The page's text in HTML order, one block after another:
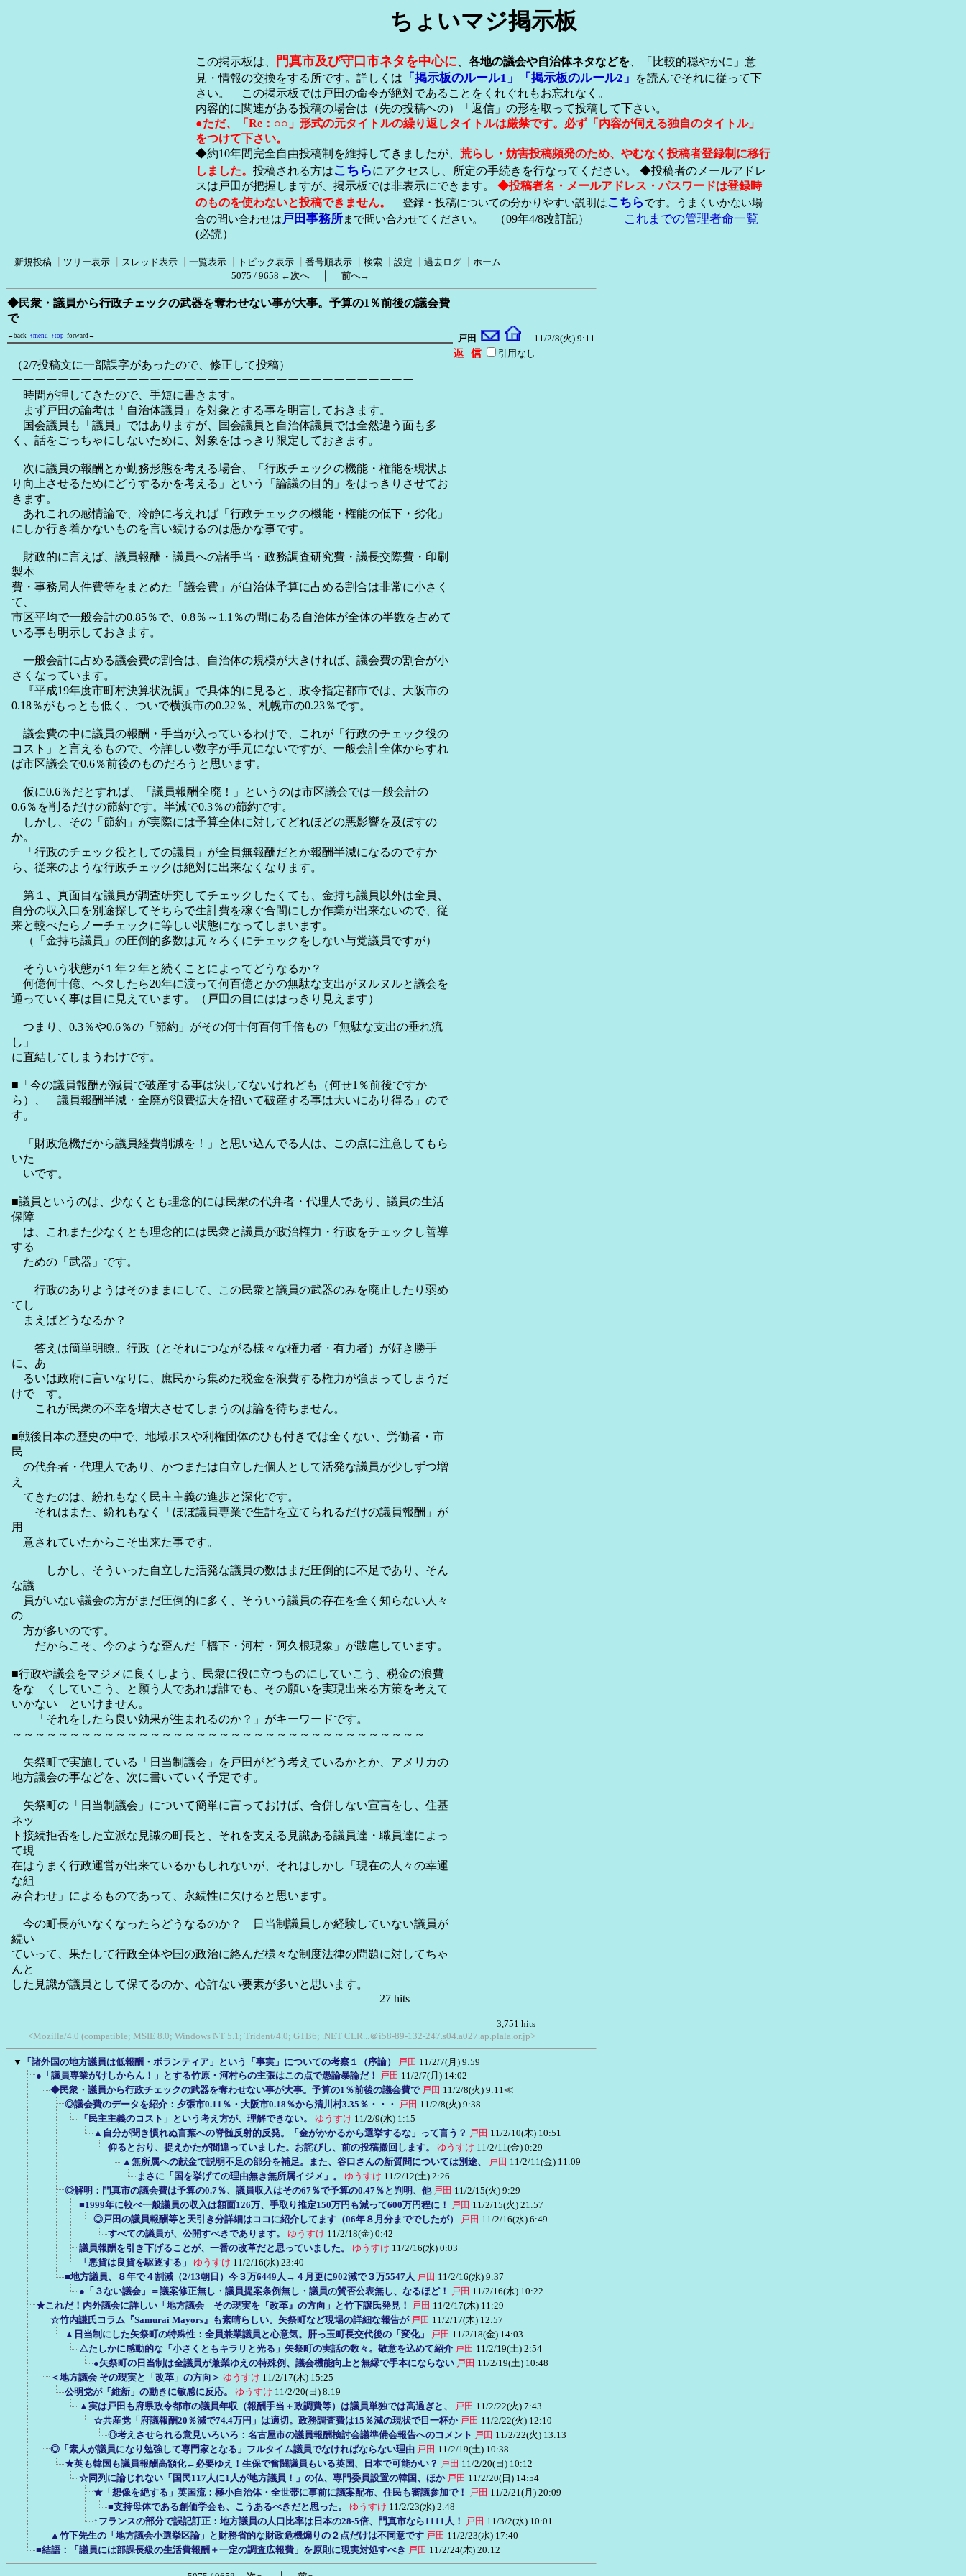
ちょいマジ掲示板
この掲示板は、 門真市及び守口市ネタを中心に、 各地の議会や自治体ネタなどを、「比較的穏やかに」意
見・情報の交換をする所です。詳しくは
「掲示板のルール1」 「掲示板のルール2」
を読んでそれに従って下
さい。 この掲示板では戸田の命令が絶対であることをくれぐれもお忘れなく。
内容的に関連がある投稿の場合は（先の投稿への）「返信」の形を取って投稿して下さい。
●ただ、「Re：○○」形式の元タイトルの繰り返しタイトルは厳禁です。必ず「内容が伺える独自のタイトル」
をつけて下さい。
◆約10年間完全自由投稿制を維持してきましたが、 荒らし・妨害投稿頻発のため、やむなく投稿者登録制に移行
しました。 投稿される方はこちらにアクセスし、所定の手続きを行なってください。 ◆投稿者のメールアドレ
スは戸田が把握しますが、掲示板では非表示にできます。 ◆投稿者名・メールアドレス・パスワードは登録時
のものを使わないと投稿できません。
登録・投稿についての分かりやすい説明はこちらです。うまくいかない場
合の問い合わせは戸田事務所まで問い合わせてください。 （09年4/8改訂記） これまでの管理者命一覧
(必読）
新規投稿 ツリー表示 スレッド表示 一覧表示 トピック表示 番号順表示 検索 設定 過去ログ
ホーム
5075 / 9658 ←次へ｜ 前へ→
◆民衆・議員から行政チェックの武器を奪わせない事が大事。予算の1％前後の議会費
で
←back ↑menu ↑top forward→ 戸田 - 11/2/8(火) 9:11 -
（2/7投稿文に一部誤字があったので、修正して投稿）
ーーーーーーーーーーーーーーーーーーーーーーーーーーーーーーーーーーー
時間が押してきたので、手短に書きます。
まず戸田の論考は「自治体議員」を対象とする事を明言しておきます。
国会議員も「議員」ではありますが、国会議員と自治体議員では全然違う面も多
く、話をごっちゃにしないために、対象をはっきり限定しておきます。
次に議員の報酬とか勤務形態を考える場合、「行政チェックの機能・権能を現状よ
り向上させるためにどうするかを考える」という「論議の目的」をはっきりさせてお
きます。
あれこれの感情論で、冷静に考えれば「行政チェックの機能・権能の低下・劣化」
にしか行き着かないものを言い続けるのは愚かな事です。
財政的に言えば、議員報酬・議員への諸手当・政務調査研究費・議長交際費・印刷
製本
費・事務局人件費等をまとめた「議会費」が自治体予算に占める割合は非常に小さく
て、
市区平均で一般会計の0.85％で、0.8％～1.1％の間にある自治体が全体の半数を占めて
いる事も明示しておきます。
一般会計に占める議会費の割合は、自治体の規模が大きければ、議会費の割合が小
さくなっています。
『平成19年度市町村決算状況調』で具体的に見ると、政令指定都市では、大阪市の
0.18％がもっとも低く、ついで横浜市の0.22％、札幌市の0.23％です。
議会費の中に議員の報酬・手当が入っているわけで、これが「行政のチェック役の
コスト」と言えるもので、今詳しい数字が手元にないですが、一般会計全体からすれ
ば市区議会で0.6％前後のものだろうと思います。
仮に0.6％だとすれば、「議員報酬全廃！」というのは市区議会では一般会計の
0.6％を削るだけの節約です。半減で0.3％の節約です。
しかし、その「節約」が実際には予算全体に対してどれほどの悪影響を及ぼすの
か。
「行政のチェック役としての議員」が全員無報酬だとか報酬半減になるのですか
ら、従来のような行政チェックは絶対に出来なくなります。
第１、真面目な議員が調査研究してチェックしたくても、金持ち議員以外は全員、
自分の収入口を別途探してそちらで生計費を稼ぐ合間にしか作業が出来ないので、従
来と較べたらノーチェックに等しい状態になってしまいます。
（「金持ち議員」の圧倒的多数は元々ろくにチェックをしない与党議員ですが）
そういう状態が１年２年と続くことによってどうなるか？
何億何十億、ヘタしたら20年に渡って何百億とかの無駄な支出がヌルヌルと議会を
通っていく事は目に見えています。（戸田の目にははっきり見えます）
つまり、0.3％や0.6％の「節約」がその何十何百何千倍もの「無駄な支出の垂れ流
し」
に直結してしまうわけです。
■「今の議員報酬が減員で破産する事は決してないけれども（何せ1％前後ですか
ら）、 議員報酬半減・全廃が浪費拡大を招いて破産する事は大いにあり得る」ので
す。
「財政危機だから議員経費削減を！」と思い込んでる人は、この点に注意してもら
いた
いです。
■議員というのは、少なくとも理念的には民衆の代弁者・代理人であり、議員の生活
保障
は、これまた少なくとも理念的には民衆と議員が政治権力・行政をチェックし善導
する
ための「武器」です。
行政のありようはそのままにして、この民衆と議員の武器のみを廃止したり弱め
てし
まえばどうなるか？
答えは簡単明瞭。行政（とそれにつながる様々な権力者・有力者）が好き勝手
に、あ
るいは政府に言いなりに、庶民から集めた税金を浪費する権力が強まってしまうだ
けで す。
これが民衆の不幸を増大させてしまうのは論を待ちません。
■戦後日本の歴史の中で、地域ボスや利権団体のひも付きでは全くない、労働者・市
民
の代弁者・代理人であり、かつまたは自立した個人として活発な議員が少しずつ増
え
てきたのは、紛れもなく民主主義の進歩と深化です。
それはまた、紛れもなく「ほぼ議員専業で生計を立てられるだけの議員報酬」が
用
意されていたからこそ出来た事です。
しかし、そういった自立した活発な議員の数はまだ圧倒的に不足であり、そん
な議
員がいない議会の方がまだ圧倒的に多く、そういう議員の存在を全く知らない人々
の
方が多いのです。
だからこそ、今のような歪んだ「橋下・河村・阿久根現象」が跋扈しています。
■行政や議会をマジメに良くしよう、民衆に役に立つものにしていこう、税金の浪費
をな くしていこう、と願う人であれば誰でも、その願いを実現出来る方策を考えて
いかない といけません。
「それをしたら良い効果が生まれるのか？」がキーワードです。
～～～～～～～～～～～～～～～～～～～～～～～～～～～～～～～～～～～～
矢祭町で実施している「日当制議会」を戸田がどう考えているかとか、アメリカの
地方議会の事などを、次に書いていく予定です。
矢祭町の「日当制議会」について簡単に言っておけば、合併しない宣言をし、住基
ネッ
ト接続拒否をした立派な見識の町長と、それを支える見識ある議員達・職員達によっ
て現
在はうまく行政運営が出来ているかもしれないが、それはしかし「現在の人々の幸運
な組
み合わせ」によるものであって、永続性に欠けると思います。
今の町長がいなくなったらどうなるのか？ 日当制議員しか経験していない議員が
続い
ていって、果たして行政全体や国の政治に絡んだ様々な制度法律の問題に対してちゃ
んと
した見識が議員として保てるのか、心許ない要素が多いと思います。
27 hits
引用なし
3,751 hits
<Mozilla/4.0 (compatible; MSIE 8.0; Windows NT 5.1; Trident/4.0; GTB6; .NET CLR...＠i58-89-132-247.s04.a027.ap.plala.or.jp>
▼ 「諸外国の地方議員は低報酬・ボランティア」という「事実」についての考察１（序論） 戸田 11/2/7(月) 9:59
●「議員専業がけしからん！」とする竹原・河村らの主張はこの点で愚論暴論だ！
戸田 11/2/7(月) 14:02
◆民衆・議員から行政チェックの武器を奪わせない事が大事。予算の1％前後の議会費で 戸田 11/2/8(火) 9:11≪
◎議会費のデータを紹介：夕張市0.11％・大阪市0.18％から清川村3.35％・・・ 戸田 11/2/8(火) 9:38
「民主主義のコスト」という考え方が、理解できない。
ゆうすけ 11/2/9(水) 1:15
▲自分が聞き慣れぬ言葉への脊髄反射的反発。「金がかかるから選挙するな」って言う？ 戸田 11/2/10(木) 10:51
仰るとおり、捉えかたが間違っていました。お詫びし、前の投稿撤回します。
ゆうすけ 11/2/11(金) 0:29
▲無所属への献金で説明不足の部分を補足。また、谷口さんの新質問については別途、
戸田 11/2/11(金) 11:09
まさに「国を挙げての理由無き無所属イジメ」。
ゆうすけ 11/2/12(土) 2:26
◎解明：門真市の議会費は予算の0.7％、議員収入はその67％で予算の0.47％と判明、他 戸田 11/2/15(火) 9:29
■1999年に較べ一般議員の収入は額面126万、手取り推定150万円も減って600万円程に！
戸田 11/2/15(火) 21:57
◎戸田の議員報酬等と天引き分詳細はココに紹介してます（06年８月分まででしたが）
戸田 11/2/16(水) 6:49
すべての議員が、公開すべきであります。
ゆうすけ 11/2/18(金) 0:42
議員報酬を引き下げることが、一番の改革だと思っていました。
ゆうすけ 11/2/16(水) 0:03
「悪貨は良貨を駆逐する」
ゆうすけ 11/2/16(水) 23:40
■地方議員、８年で４割減（2/13朝日）今３万6449人→４月更に902減で３万5547人 戸田 11/2/16(水) 9:37
●「３ない議会」＝議案修正無し・議員提案条例無し・議員の賛否公表無し、なるほど！
戸田 11/2/16(水) 10:22
★これだ！内外議会に詳しい「地方議会 その現実を『改革』の方向」と竹下譲氏発見！
戸田 11/2/17(木) 11:29
☆竹内謙氏コラム『Samurai Mayors』も素晴らしい。矢祭町など現場の詳細な報告が 戸田 11/2/17(木) 12:57
▲日当制にした矢祭町の特殊性：全員兼業議員と心意気。肝っ玉町長交代後の「変化」
戸田 11/2/18(金) 14:03
△たしかに感動的な「小さくともキラリと光る」矢祭町の実話の数々。敬意を込めて紹介 戸田 11/2/19(土) 2:54
●矢祭町の日当制は全議員が兼業ゆえの特殊例、議会機能向上と無縁で手本にならない 戸田 11/2/19(土) 10:48
＜地方議会 その現実と「改革」の方向＞ ゆうすけ 11/2/17(木) 15:25
公明党が「維新」の動きに敏感に反応。
ゆうすけ 11/2/20(日) 8:19
▲実は戸田も府県政令都市の議員年収（報酬手当＋政調費等）は議員単独では高過ぎと、
戸田 11/2/22(火) 7:43
☆共産党「府議報酬20％減で74.4万円」は適切。政務調査費は15％減の現状で目一杯か 戸田 11/2/22(火) 12:10
◎考えさせられる意見いろいろ：名古屋市の議員報酬検討会議準備会報告へのコメント 戸田 11/2/22(火) 13:13
◎「素人が議員になり勉強して専門家となる」フルタイム議員でなければならない理由 戸田 11/2/19(土) 10:38
★英も韓国も議員報酬高額化←必要ゆえ！生保で奮闘議員もいる英国、日本で可能かい？ 戸田 11/2/20(日) 10:12
☆同列に論じれない「国民117人に1人が地方議員！」の仏、専門委員設置の韓国、ほか 戸田 11/2/20(日) 14:54
★「想像を絶する」英国流：極小自治体・全世帯に事前に議案配布、住民も審議参加で！
戸田 11/2/21(月) 20:09
■支持母体である創価学会も、こうあるべきだと思った。
ゆうすけ 11/2/23(水) 2:48
↑フランスの部分で誤記訂正：地方議員の人口比率は日本の28-5倍、門真市なら1111人！
戸田 11/3/2(水) 10:01
▲竹下先生の「地方議会小選挙区論」と財務省的な財政危機煽りの２点だけは不同意です 戸田 11/2/23(水) 17:40
■結語：「議員には部課長級の生活費報酬＋一定の調査広報費」を原則に現実対処すべき 戸田 11/2/24(木) 20:12